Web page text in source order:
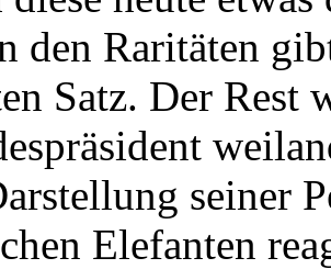
den Raritäten
Satz. Der Rest
seiner
Elefanten